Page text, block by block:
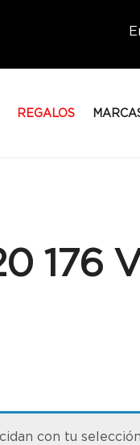
REGALOS
176
con tu